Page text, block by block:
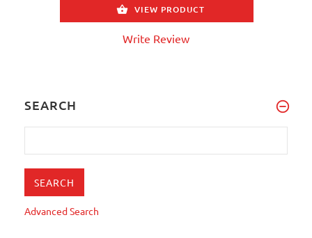
VIEW PRODUCT
Write Review
SEARCH
Advanced Search